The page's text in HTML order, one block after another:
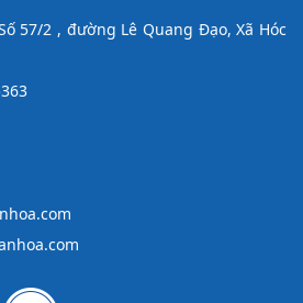
57/2 , đường Lê Quang Đạo, Xã Hóc